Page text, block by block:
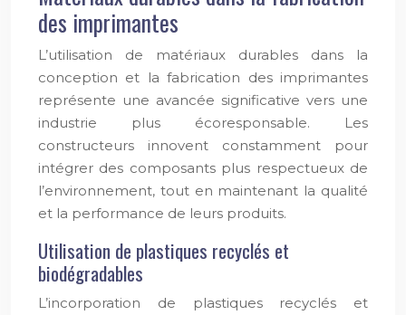
des imprimantes
L’utilisation de matériaux durables dans la
conception et la fabrication des imprimantes
représente une avancée significative vers une
industrie plus écoresponsable. Les
constructeurs innovent constamment pour
intégrer des composants plus respectueux de
l’environnement, tout en maintenant la qualité
et la performance de leurs produits.
Utilisation de plastiques recyclés et
biodégradables
L’incorporation de plastiques recyclés et